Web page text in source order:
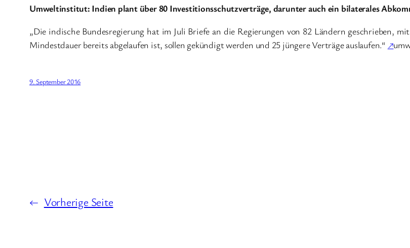
Umweltinstitut: Indien plant über 80 Investitionsschutzverträge, darunter auch ein bilaterales
„Die indische Bundesregierung hat im Juli Briefe an die Regierungen von 82 Ländern geschrieben,
Mindestdauer bereits abgelaufen ist, sollen gekündigt werden und 25 jüngere Verträge auslaufen.“ ↗
9. September 2016
← Vorherige Seite